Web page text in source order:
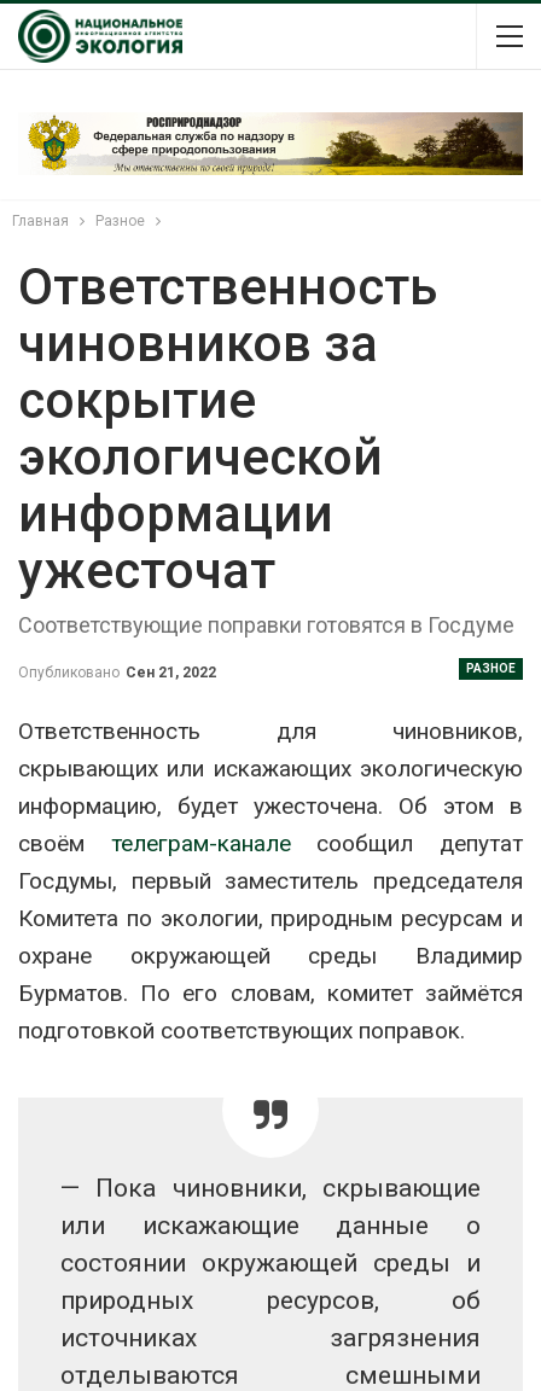
Главная Разное
Ответственность
чиновников за
сокрытие
экологической
информации
ужесточат
Соответствующие поправки готовятся в Госдуме
РАЗНОЕ
Опубликовано Сен 21, 2022
Ответственность для чиновников,
скрывающих или искажающих экологическую
информацию, будет ужесточена. Об этом в
своём телеграм-каналесообщил депутат
Госдумы, первый заместитель председателя
Комитета по экологии, природным ресурсам и
охране окружающей среды Владимир
Бурматов. По его словам, комитет займётся
подготовкой соответствующих поправок.
— Пока чиновники, скрывающие
или искажающие данные о
состоянии окружающей среды и
природных ресурсов, об
источниках загрязнения
отделываются смешными